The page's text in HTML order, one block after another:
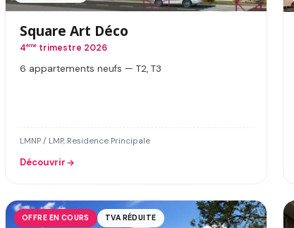
Square Art Déco
4ème trimestre 2026
6 appartements neufs — T2, T3
LMNP / LMP, Residence Principale
Découvrir
OFFRE EN COURS TVA RÉDUITE